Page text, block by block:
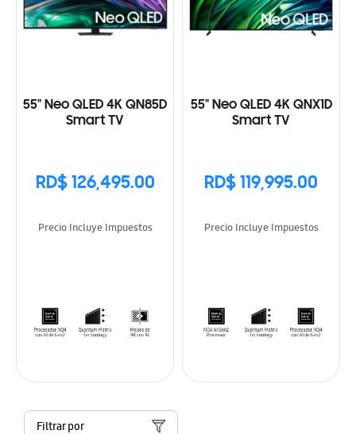
55" Neo QLED 4K QN85D
Smart TV
RD$ 126,495.00
Precio Incluye Impuestos
55" Neo QLED 4K QNX1D
Smart TV
RD$ 119,995.00
Precio Incluye Impuestos
Filtrar por